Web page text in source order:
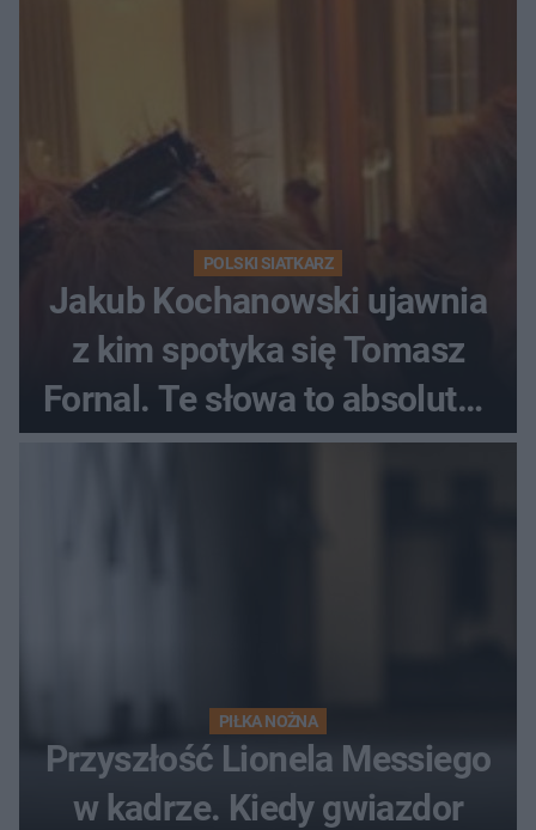
POLSKI SIATKARZ
Jakub Kochanowski ujawnia
z kim spotyka się Tomasz
Fornal. Te słowa to absolutny
hit
PIŁKA NOŻNA
Przyszłość Lionela Messiego
w kadrze. Kiedy gwiazdor